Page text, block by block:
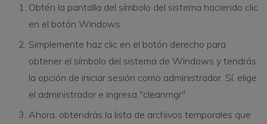
Obtén la pantalla del símbolo del sistema haciendo clic
en el botón Windows.
Simplemente haz clic en el botón derecho para
obtener el símbolo del sistema de Windows y tendrás
la opción de iniciar sesión como administrador. Sí, elige
el administrador e ingresa "cleanmgr".
Ahora, obtendrás la lista de archivos temporales que